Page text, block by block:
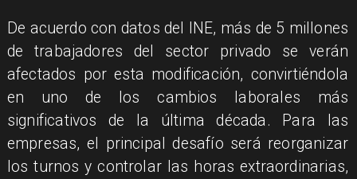
De acuerdo con datos del INE, más de 5 millones
de trabajadores del sector privado se verán
afectados por esta modificación, convirtiéndola
en uno de los cambios laborales más
significativos de la última década. Para las
empresas, el principal desafío será reorganizar
los turnos y controlar las horas extraordinarias,